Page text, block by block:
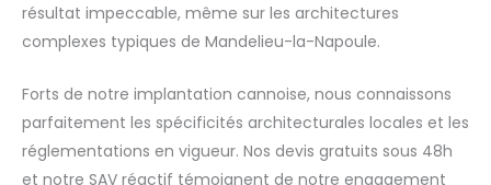
résultat impeccable, même sur les architectures
complexes typiques de Mandelieu-la-Napoule.
Forts de notre implantation cannoise, nous connaissons
parfaitement les spécificités architecturales locales et les
réglementations en vigueur. Nos devis gratuits sous 48h
et notre SAV réactif témoignent de notre engagement